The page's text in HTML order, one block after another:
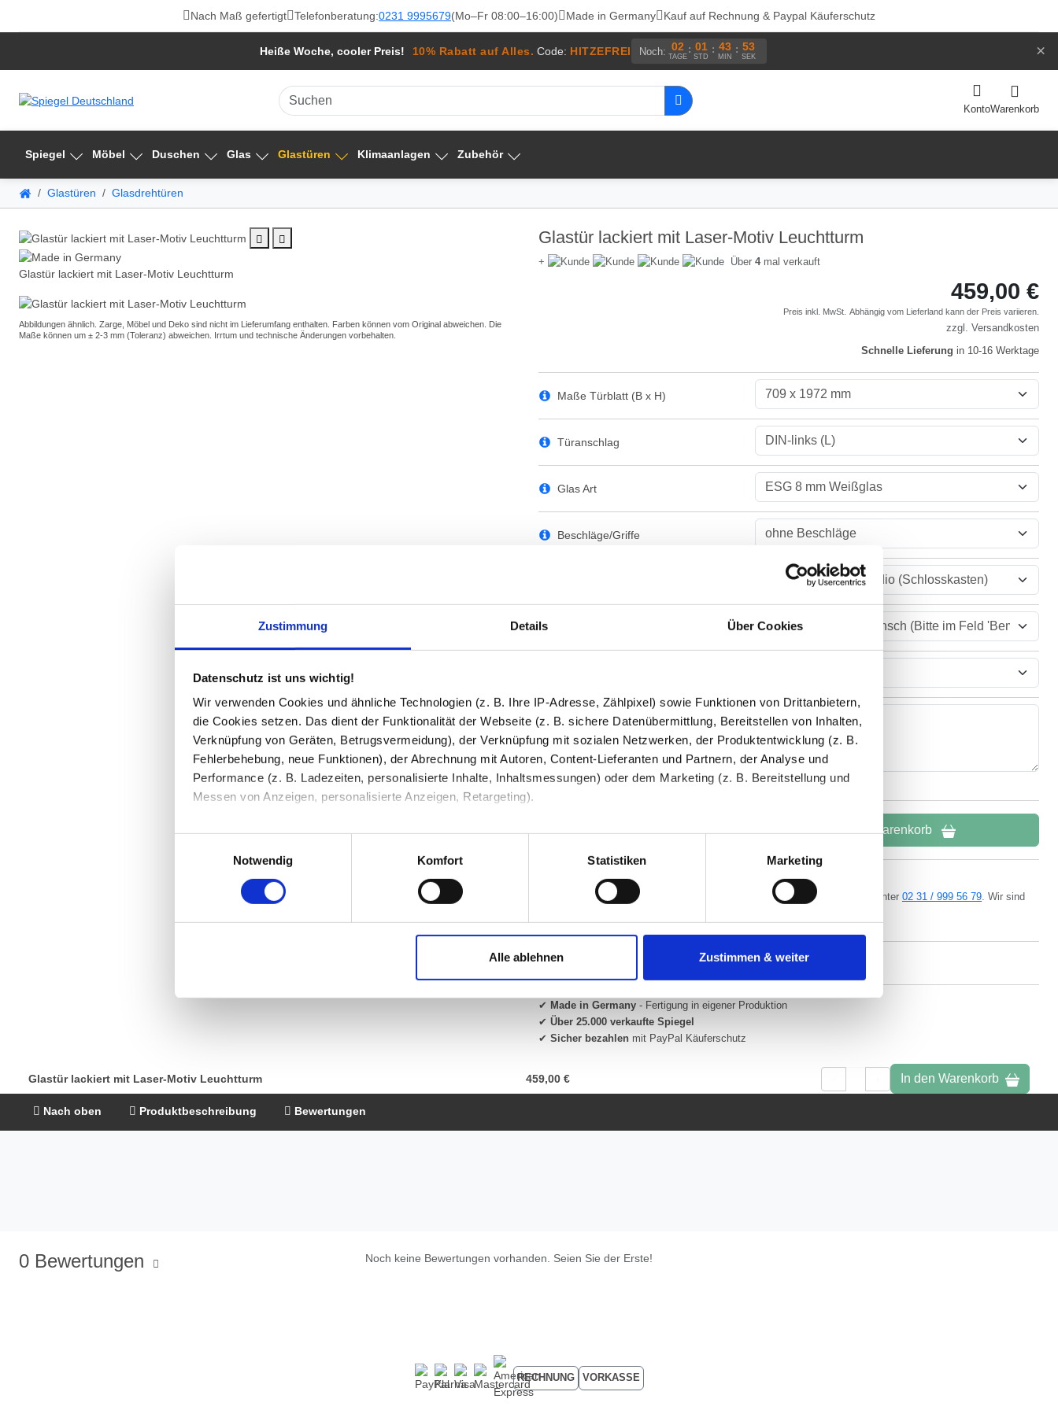
Zustimmung Details Über Cookies
Datenschutz ist uns wichtig!
Wir verwenden Cookies und ähnliche Technologien (z. B. Ihre IP-Adresse, Zählpixel) sowie Funktionen von Drittanbietern,
die Cookies setzen. Das dient der Funktionalität der Webseite (z. B. sichere Datenübermittlung, Bereitstellen von Inhalten,
Verknüpfung von Geräten, Betrugsvermeidung), der Verknüpfung mit sozialen Netzwerken, der Produktentwicklung (z. B.
Fehlerbehebung, neue Funktionen), der Abrechnung mit Autoren, Content-Lieferanten und Partnern, der Analyse und
Performance (z. B. Ladezeiten, personalisierte Inhalte, Inhaltsmessungen) oder dem Marketing (z. B. Bereitstellung und
Messen von Anzeigen, personalisierte Anzeigen, Retargeting).
Die Einzelheiten können Sie unter Datenschutz nachlesen. Über den Link "Cookies" am Seitenende können Sie mehr über
die eingesetzten Technologien und Partner erfahren und die von Ihnen gewünschten Einstellungen vornehmen.
Indem Sie auf den Button "Zustimmen" klicken, willigen Sie in die Verarbeitung Ihrer personenbezogenen Daten zu den
Notwendig
Komfort Statistiken Marketing
Alle ablehnen Zustimmen & weiter
Nach Maß gefertigt Telefonberatung:0231 9995679(Mo–Fr 08:00–16:00) Made in Germany Kauf auf Rechnung & Paypal Käuferschutz
Heiße Woche, cooler Preis! 10% Rabatt auf Alles. Code: HITZEFREI Noch: 02
TAGE
: 01
STD
: 43
MIN
: 53
SEK ×
KontoWarenkorb
Spiegel Möbel Duschen Glas Glastüren Klimaanlagen Zubehör
Glastüren Glasdrehtüren
Glastür lackiert mit Laser-Motiv Leuchtturm
Glastür lackiert mit Laser-Motiv Leuchtturm
+ Über 4 mal verkauft
459,00 €
Preis inkl. MwSt. Abhängig vom Lieferland kann der Preis variieren.
zzgl. Versandkosten
Schnelle Lieferung in 10-16 Werktage
Maße Türblatt (B x H)
Türanschlag
Glas Art
Beschläge/Griffe
Ihre Bemerkung
In den Warenkorb
Beratung und Support:
Unsere Glas-Experten beraten Sie gern kostenlos per E-Mailoder Telefon unter 02 31 / 999 56 79. Wir sind
✔ Made in Germany - Fertigung in eigener Produktion
✔ Über 25.000 verkaufte Spiegel
✔ Sicher bezahlen mit PayPal Käuferschutz
Glastür lackiert mit Laser-Motiv Leuchtturm 459,00 € In den Warenkorb
Nach oben Produktbeschreibung Bewertungen
0 Bewertungen Noch keine Bewertungen vorhanden. Seien Sie der Erste!
RECHNUNG VORKASSE